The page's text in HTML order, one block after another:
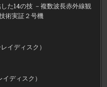
た14の技 －複数波長赤外線観
術実証２号機
イディスク）
ディスク）